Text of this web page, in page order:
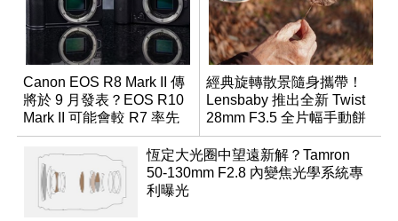
Canon EOS R8 Mark II 傳
將於 9 月發表？EOS R10
Mark II 可能會較 R7 率先
推出
經典旋轉散景隨身攜帶！
Lensbaby 推出全新 Twist
28mm F3.5 全片幅手動餅
乾鏡
恆定大光圈中望遠新解？Tamron
50-130mm F2.8 內變焦光學系統專
利曝光